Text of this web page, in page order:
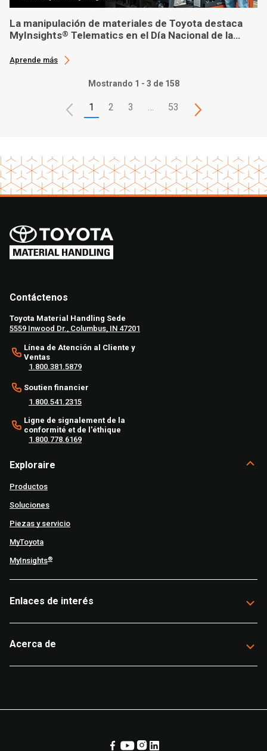
La manipulación de materiales de Toyota destaca
MyInsights® Telematics en el Día Nacional de la
Aprende más
Mostrando 1 - 3 de 158
1 2 3 … 53
Contáctenos
Toyota Material Handling Sede
5559 Inwood Dr., Columbus, IN 47201
Línea de Atención al Cliente y
Ventas
1.800.381.5879
Soutien financier
1.800.541.2315
Ligne de signalement de la
conformité et de l'éthique
1.800.778.6169
Exploraire
Productos
Soluciones
Piezas y servicio
MyToyota
MyInsights®
Enlaces de interés
Acerca de